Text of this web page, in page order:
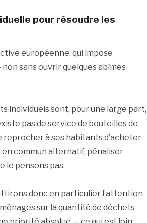
pour résoudre les
européenne, qui impose
sans ouvrir quelques abîmes
individuels sont, pour une large part,
pas de service de bouteilles de
à ses habitants d’acheter
en commun alternatif, pénaliser
le pensons pas.
donc en particulier l’attention
sur la quantité de déchets